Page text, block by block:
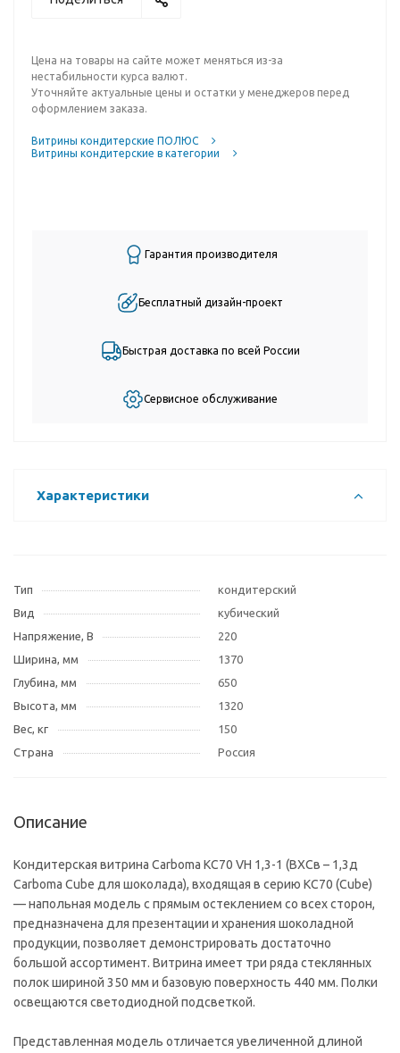
Цена на товары на сайте может меняться из-за
нестабильности курса валют.
Уточняйте актуальные цены и остатки у менеджеров перед
оформлением заказа.
Витрины кондитерские ПОЛЮС
Витрины кондитерские в категории
Гарантия производителя
Бесплатный дизайн-проект
Быстрая доставка по всей России
Сервисное обслуживание
Характеристики
Тип
кондитерский
Вид
кубический
Напряжение, В
220
Ширина, мм
1370
Глубина, мм
650
Высота, мм
1320
Вес, кг
150
Страна
Россия
Описание
Кондитерская витрина Сarboma KC70 VH 1,3-1 (ВХСв – 1,3д
Carboma Cube для шоколада), входящая в серию KC70 (Cube)
— напольная модель с прямым остеклением со всех сторон,
предназначена для презентации и хранения шоколадной
продукции, позволяет демонстрировать достаточно
большой ассортимент. Витрина имеет три ряда стеклянных
полок шириной 350 мм и базовую поверхность 440 мм. Полки
освещаются светодиодной подсветкой.
Представленная модель отличается увеличенной длиной